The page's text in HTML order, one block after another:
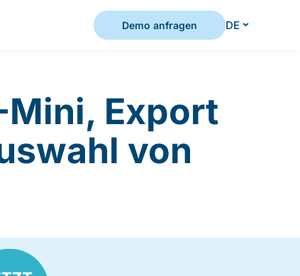
Demo anfragen DE
Export
von